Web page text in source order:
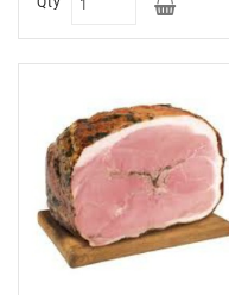
Surgelati
Pasticceria
Croissant
Surgelati
Gelati